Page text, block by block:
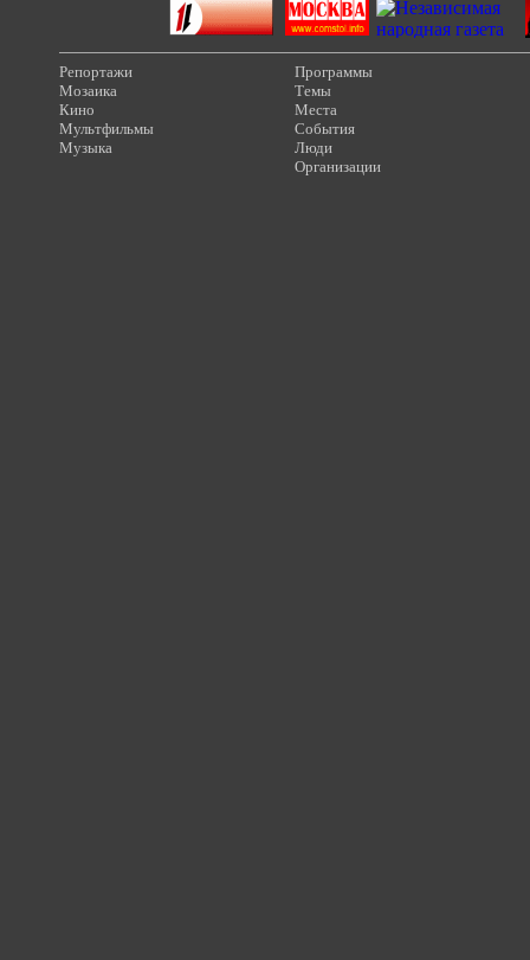
Репортажи
Мозаика
Кино
Мультфильмы
Музыка
Программы
Темы
Места
События
Люди
Организации